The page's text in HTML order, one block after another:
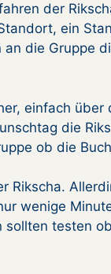
der
ein
die Gruppe
einfach über
die
ob die
Rikscha.
wenige
testen